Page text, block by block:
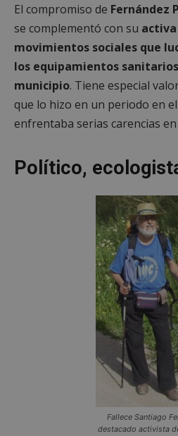
El compromiso de Fernández
se complementó con su
movimientos sociales que
los equipamientos
municipio. Tiene especial
que lo hizo en un periodo en
enfrentaba serias carencias
Político,
Fallece Santiago
destacado activista